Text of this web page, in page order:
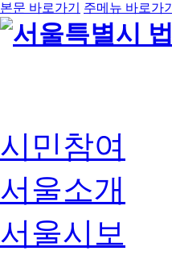
본문 바로가기 주메뉴 바로가기
시민참여
서울소개
서울시보